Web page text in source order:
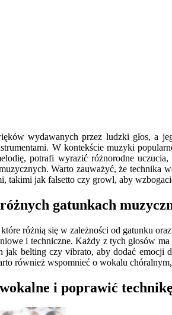
wydawanych przez ludzki głos, a
W kontekście muzyki
potrafi wyrazić różnorodne
Warto zauważyć, że technika
takimi jak falsetto czy growl, aby
gatunkach
różnią się w zależności od gatunku
i techniczne. Każdy z tych głosów
jak belting czy vibrato, aby dodać
również wspomnieć o wokalu
i poprawić